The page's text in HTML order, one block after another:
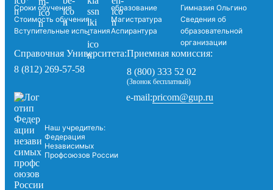
Сроки обучения
Стоимость обучения
Вступительные испытания
образование
Магистратура
Аспирантура
Гимназия Ольгино
Сведения об
образовательной
организации
Справочная Университета:
8 (812) 269-57-58
Приемная комиссия:
8 (800) 333 52 02
(Звонок бесплатный)
Наш учредитель:
Федерация
Независимых
Профсоюзов России
e-mail:pricom@gup.ru